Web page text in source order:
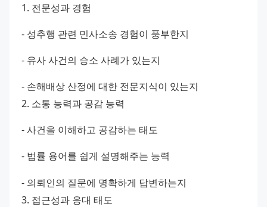
1. 전문성과 경험
- 성추행 관련 민사소송 경험이 풍부한지
- 유사 사건의 승소 사례가 있는지
- 손해배상 산정에 대한 전문지식이 있는지
2. 소통 능력과 공감 능력
- 사건을 이해하고 공감하는 태도
- 법률 용어를 쉽게 설명해주는 능력
- 의뢰인의 질문에 명확하게 답변하는지
3. 접근성과 응대 태도